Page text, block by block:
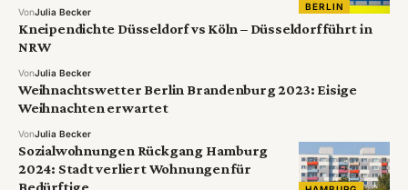
BERLIN
VonJulia Becker
Kneipendichte Düsseldorf vs Köln – Düsseldorf führt in
NRW
VonJulia Becker
Weihnachtswetter Berlin Brandenburg 2023: Eisige
Weihnachten erwartet
VonJulia Becker
Sozialwohnungen Rückgang Hamburg
2024: Stadt verliert Wohnungen für
Bedürftige